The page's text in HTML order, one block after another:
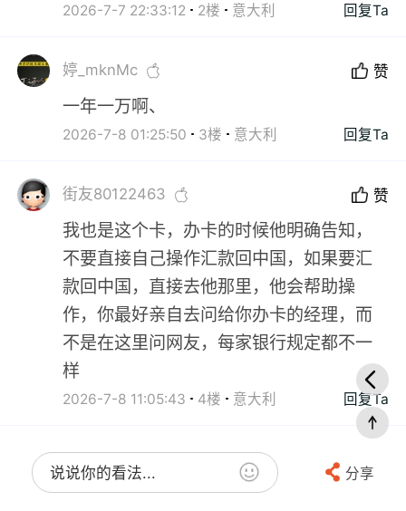
2026-7-7 22:33:12 2楼 意大利 回复Ta
婷_mknMc 赞
一年一万啊、
2026-7-8 01:25:50 3楼 意大利 回复Ta
街友80122463 赞
我也是这个卡，办卡的时候他明确告知，
不要直接自己操作汇款回中国，如果要汇
款回中国，直接去他那里，他会帮助操
作，你最好亲自去问给你办卡的经理，而
不是在这里问网友，每家银行规定都不一
样
2026-7-8 11:05:43 4楼 意大利 回复Ta
说说你的看法... 分享